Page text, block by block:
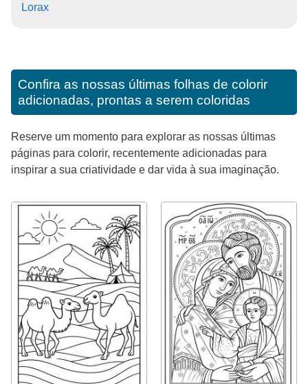
Lorax
Confira as nossas últimas folhas de colorir
adicionadas, prontas a serem coloridas
Reserve um momento para explorar as nossas últimas
páginas para colorir, recentemente adicionadas para
inspirar a sua criatividade e dar vida à sua imaginação.